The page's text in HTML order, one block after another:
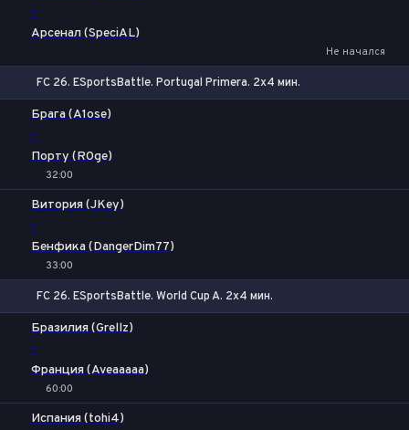
-
Арсенал (SpeciAL)
Не начался
FC 26. ESportsBattle. Portugal Primera. 2x4 мин.
Брага (A1ose)
-
Порту (R0ge)
32:00
Витория (JKey)
-
Бенфика (DangerDim77)
33:00
FC 26. ESportsBattle. World Cup A. 2x4 мин.
Бразилия (Grellz)
-
Франция (Aveaaaaa)
60:00
Испания (tohi4)